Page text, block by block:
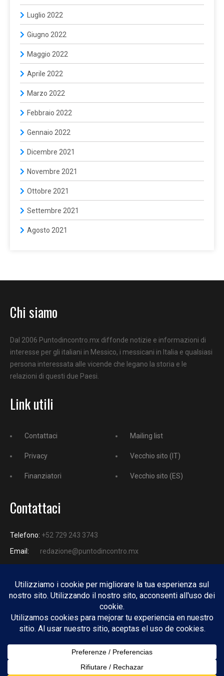
Luglio 2022
Giugno 2022
Maggio 2022
Aprile 2022
Marzo 2022
Febbraio 2022
Gennaio 2022
Dicembre 2021
Novembre 2021
Ottobre 2021
Settembre 2021
Agosto 2021
Chi siamo
Dal 2006 Puntodincontro.mx diffonde notizie e informazioni di
interesse per gli italiani in Messico, i messicani in Italia e qualsiasi
persona interessata alle vicende che legano la storia e le
relazioni di questi due Paesi.
Link utili
Contattaci
Privacy
Finanziatori
Mailing list
Vecchio sito (IT)
Vecchio sito (ES)
Contattaci
Telefono: +52 729 243 3743
Email:
redazione@puntodincontro.mx
PUNTODINCONTRO
Copyright © 2025 Puntodincontro